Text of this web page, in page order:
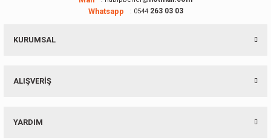
Bu ürüne benzer farklı alternatifler olmalı.
Whatsapp : 0544263 03 03
KURUMSAL
ALIŞVERİŞ
YARDIM